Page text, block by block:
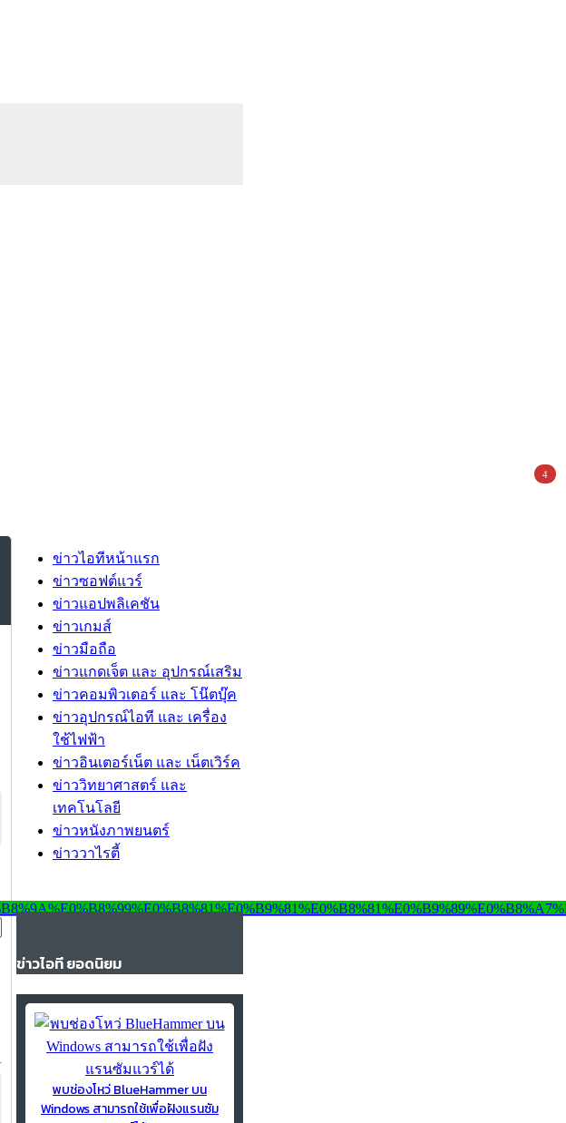
ข่าวไอทีหน้าแรก
ข่าวซอฟต์แวร์
ข่าวแอปพลิเคชัน
ข่าวเกมส์
ข่าวมือถือ
ข่าวแกดเจ็ต และ อุปกรณ์เสริม
ข่าวคอมพิวเตอร์ และ โน๊ตบุ๊ค
ข่าวอุปกรณ์ไอที และ เครื่อง
ใช้ไฟฟ้า
ข่าวอินเตอร์เน็ต และ เน็ตเวิร์ค
ข่าววิทยาศาสตร์ และ
เทคโนโลยี
ข่าวหนังภาพยนตร์
ข่าววาไรตี้
ข่าวไอที ยอดนิยม
พบช่องโหว่ BlueHammer บน
Windows สามารถใช้เพื่อฝังแรนซัม
4